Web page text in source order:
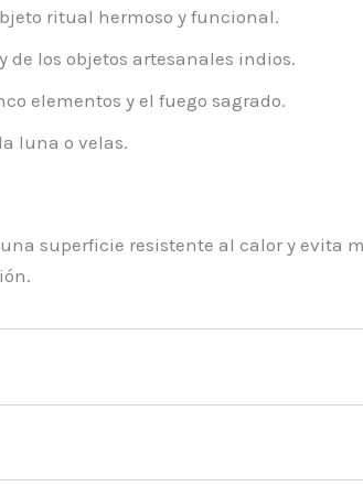
ritual hermoso y funcional.
de los objetos artesanales indios.
elementos y el fuego sagrado.
luna o velas.
superficie resistente al calor y evita